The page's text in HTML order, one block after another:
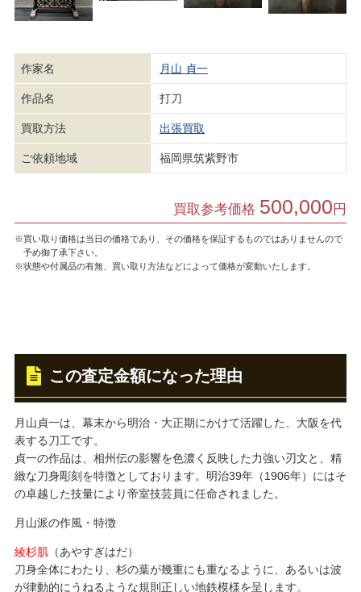
作家名 月山 貞一
作品名 打刀
買取方法 出張買取
ご依頼地域 福岡県筑紫野市
買取参考価格 500,000 円
※買い取り価格は当日の価格であり、その価格を保証するものではありませんので
予め御了承下さい。
※状態や付属品の有無、買い取り方法などによって価格が変動いたします。
この査定金額になった理由
月山貞一は、幕末から明治・大正期にかけて活躍した、大阪を代
表する刀工です。
貞一の作品は、相州伝の影響を色濃く反映した力強い刃文と、精
緻な刀身彫刻を特徴としております。明治39年（1906年）にはそ
の卓越した技量により帝室技芸員に任命されました。
月山派の作風・特徴
綾杉肌（あやすぎはだ）
刀身全体にわたり、杉の葉が幾重にも重なるように、あるいは波
が律動的にうねるような規則正しい地鉄模様を呈します。